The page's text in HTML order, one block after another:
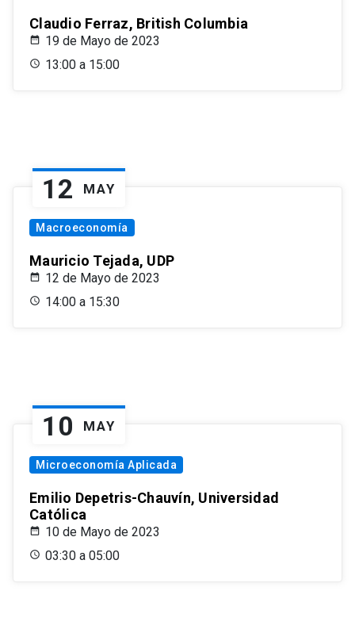
Claudio Ferraz, British Columbia
19 de Mayo de 2023
13:00 a 15:00
12 MAY
Macroeconomía
Mauricio Tejada, UDP
12 de Mayo de 2023
14:00 a 15:30
10 MAY
Microeconomía Aplicada
Emilio Depetris-Chauvín, Universidad
Católica
10 de Mayo de 2023
03:30 a 05:00